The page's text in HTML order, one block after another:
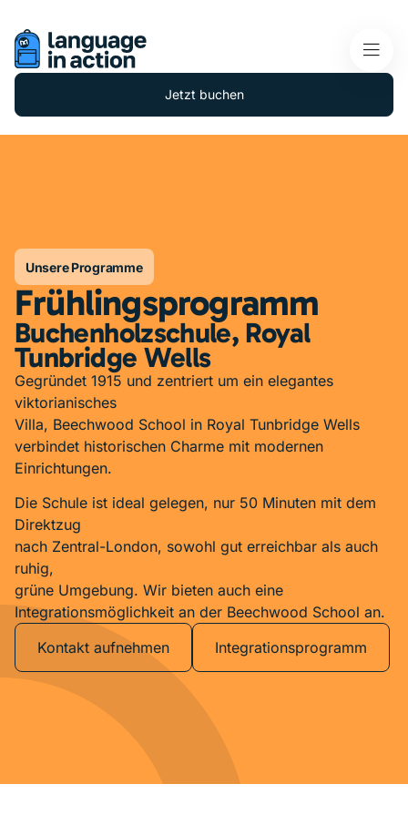
Jetzt buchen
Unsere Programme
Frühlingsprogramm
Buchenholzschule, Royal
Tunbridge Wells
Gegründet 1915 und zentriert um ein elegantes
viktorianisches
Villa, Beechwood School in Royal Tunbridge Wells
verbindet historischen Charme mit modernen
Einrichtungen.
Die Schule ist ideal gelegen, nur 50 Minuten mit dem
Direktzug
nach Zentral-London, sowohl gut erreichbar als auch
ruhig,
grüne Umgebung. Wir bieten auch eine
Integrationsmöglichkeit an der Beechwood School an.
Kontakt aufnehmen
Integrationsprogramm